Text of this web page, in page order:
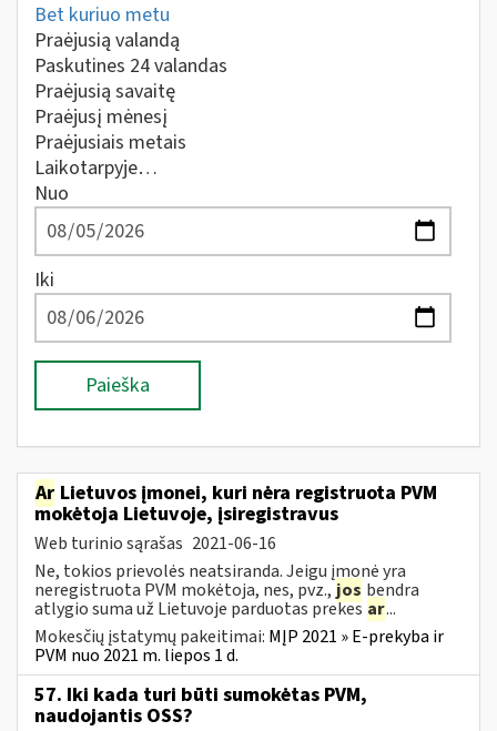
Bet kuriuo metu
Praėjusią valandą
Paskutines 24 valandas
Praėjusią savaitę
Praėjusį mėnesį
Praėjusiais metais
Laikotarpyje…
Nuo
Iki
Paieška
Ar Lietuvos įmonei, kuri nėra registruota PVM
mokėtoja Lietuvoje, įsiregistravus
Web turinio sąrašas 2021-06-16
Ne, tokios prievolės neatsiranda. Jeigu įmonė yra
neregistruota PVM mokėtoja, nes, pvz., jos bendra
atlygio suma už Lietuvoje parduotas prekes ar...
Mokesčių įstatymų pakeitimai: MĮP 2021 » E-prekyba ir
PVM nuo 2021 m. liepos 1 d.
57. Iki kada turi būti sumokėtas PVM,
naudojantis OSS?